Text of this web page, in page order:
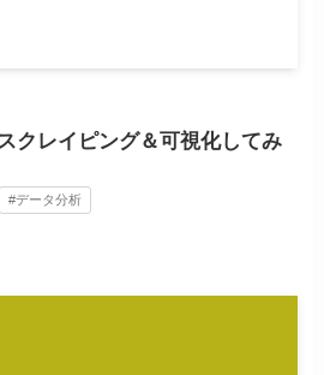
クレイピング＆可視化してみ
#データ分析